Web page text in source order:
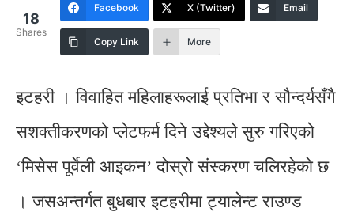
18
Shares
Facebook X (Twitter) Email
Copy Link More
इटहरी । विवाहित महिलाहरूलाई प्रतिभा र सौन्दर्यसँगै
सशक्तीकरणको प्लेटफर्म दिने उद्देश्यले सुरु गरिएको
‘मिसेस पूर्वेली आइकन’ दोस्रो संस्करण चलिरहेको छ
। जसअन्तर्गत बुधबार इटहरीमा ट्यालेन्ट राउण्ड